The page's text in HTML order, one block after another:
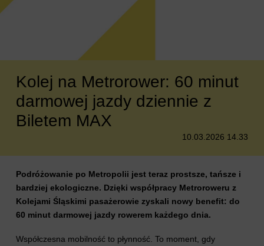
Kolej na Metrorower: 60 minut
darmowej jazdy dziennie z
Biletem MAX
10.03.2026 14.33
Podróżowanie po Metropolii jest teraz prostsze, tańsze i
bardziej ekologiczne. Dzięki współpracy Metroroweru z
Kolejami Śląskimi pasażerowie zyskali nowy benefit: do
60 minut darmowej jazdy rowerem każdego dnia.
Współczesna mobilność to płynność. To moment, gdy